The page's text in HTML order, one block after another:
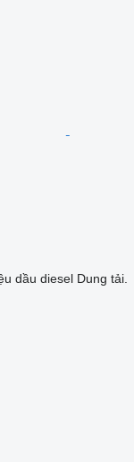
dầu diesel Dung tải.